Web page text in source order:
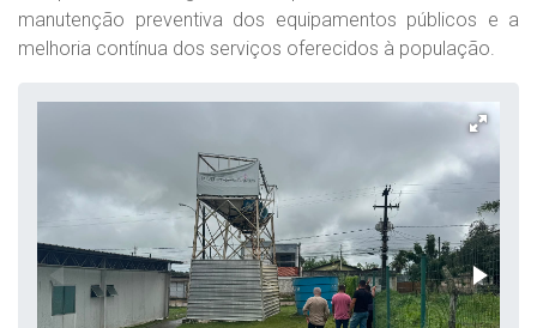
manutenção preventiva dos equipamentos públicos e a
melhoria contínua dos serviços oferecidos à população.